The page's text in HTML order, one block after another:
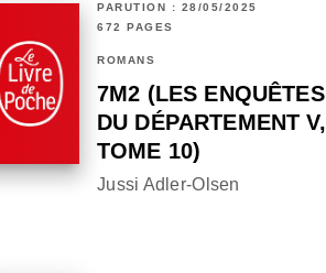
PARUTION : 28/05/2025
672 PAGES
ROMANS
7M2 (LES ENQUÊTES
DU DÉPARTEMENT V,
TOME 10)
Jussi Adler-Olsen